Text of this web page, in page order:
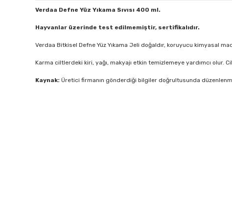
Verdaa Defne Yüz Yıkama Sıvısı 400 ml.
Hayvanlar üzerinde test edilmemiştir, sertifikalıdır.
Verdaa Bitkisel Defne Yüz Yıkama Jeli doğaldır, koruyucu kimyasal
Karma ciltlerdeki kiri, yağı, makyajı etkin temizlemeye yardımcı olur.
Kaynak: Üretici firmanın gönderdiği bilgiler doğrultusunda
Bu ürünün fiyat bilgisi, resim, ürün açıklamalarında ve diğer